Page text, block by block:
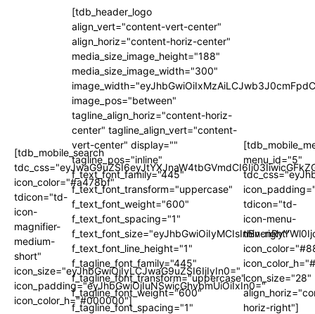
[tdb_mobile_search
icon_color="#a478bf"
tdicon="td-
icon-
magnifier-
medium-
short"
icon_size="eyJhbGwiOjIyLCJwaG9uZSI6IjIyIn0="
icon_padding="eyJhbGwiOjIuNSwicGhvbmUiOiIxIn0="
icon_color_h="#000000"]
[tdb_header_logo
align_vert="content-vert-center"
align_horiz="content-horiz-center"
media_size_image_height="188"
media_size_image_width="300"
image_pos="between"
tagline_align_horiz="content-horiz-
center" tagline_align_vert="content-
vert-center" display=""
tagline_pos="inline"
f_text_font_family="445"
f_text_font_transform="uppercase"
f_text_font_weight="600"
f_text_font_spacing="1"
f_text_font_line_height="1"
f_tagline_font_family="445"
f_tagline_font_transform="uppercase"
f_tagline_font_weight="600"
f_tagline_font_spacing="1"
menu_id="5"
tdicon="td-
icon-menu-
thin-right"
icon_size="28"
horiz-right"]